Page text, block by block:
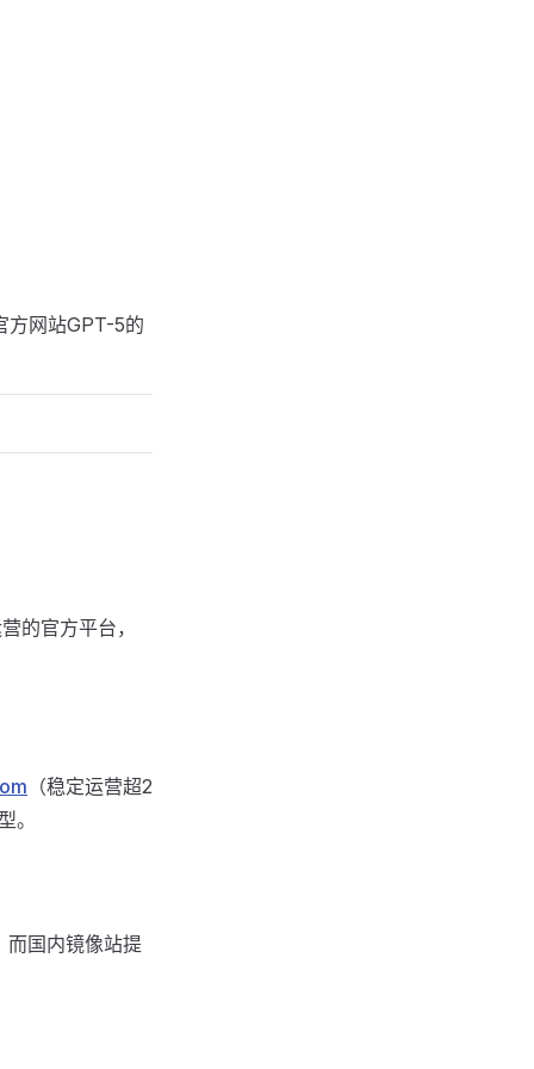
方网站GPT-5的
的官方平台，
（稳定运营超2
。
国内镜像站提